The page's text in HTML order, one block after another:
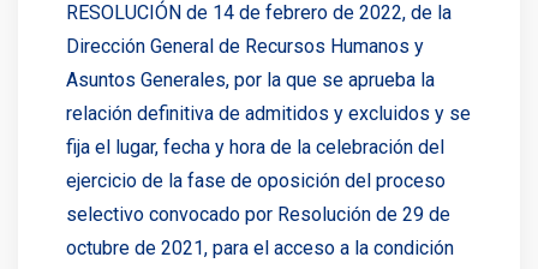
RESOLUCIÓN de 14 de febrero de 2022, de la
Dirección General de Recursos Humanos y
Asuntos Generales, por la que se aprueba la
relación definitiva de admitidos y excluidos y se
fija el lugar, fecha y hora de la celebración del
ejercicio de la fase de oposición del proceso
selectivo convocado por Resolución de 29 de
octubre de 2021, para el acceso a la condición